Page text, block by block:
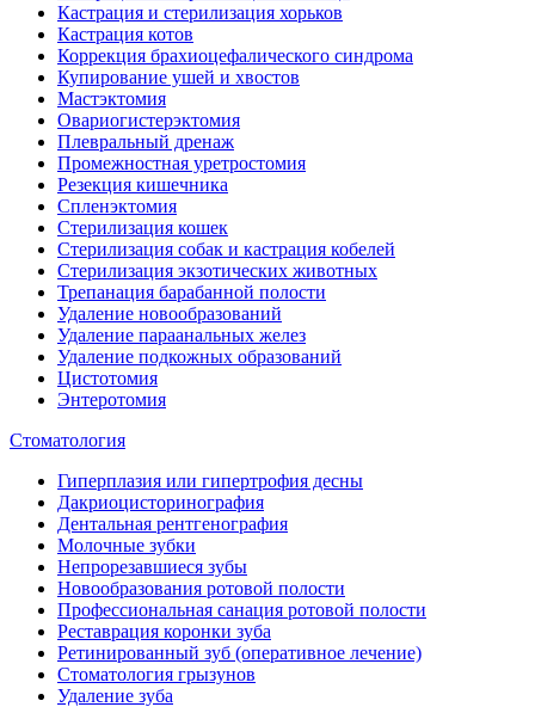
Кастрация и стерилизация хорьков
Кастрация котов
Коррекция брахиоцефалического синдрома
Купирование ушей и хвостов
Мастэктомия
Овариогистерэктомия
Плевральный дренаж
Промежностная уретростомия
Резекция кишечника
Спленэктомия
Стерилизация кошек
Стерилизация собак и кастрация кобелей
Стерилизация экзотических животных
Трепанация барабанной полости
Удаление новообразований
Удаление параанальных желез
Удаление подкожных образований
Цистотомия
Энтеротомия
Стоматология
Гиперплазия или гипертрофия десны
Дакриоцисторинография
Дентальная рентгенография
Молочные зубки
Непрорезавшиеся зубы
Новообразования ротовой полости
Профессиональная санация ротовой полости
Реставрация коронки зуба
Ретинированный зуб (оперативное лечение)
Стоматология грызунов
Удаление зуба